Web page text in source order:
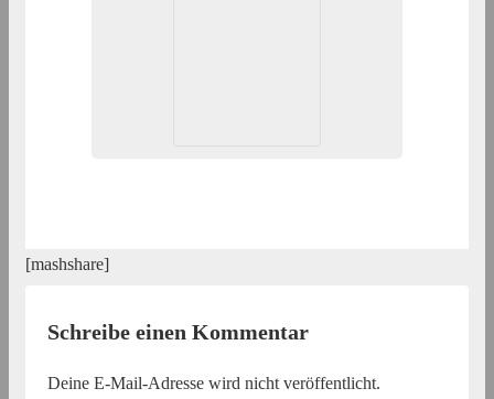
[mashshare]
Schreibe einen Kommentar
Deine E-Mail-Adresse wird nicht veröffentlicht.